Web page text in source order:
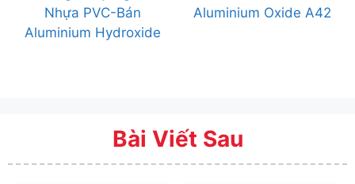
Nhựa PVC-Bán
Aluminium Hydroxide
Aluminium Oxide A42
Bài Viết Sau